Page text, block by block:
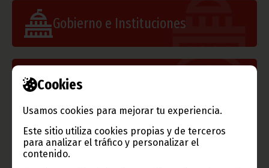
Cookies
Usamos cookies para mejorar tu experiencia.
Este sitio utiliza cookies propias y de terceros
para analizar el tráfico y personalizar el
contenido.
Gobierno e Instituciones
Información de Guinea Ecuatorial
TVGE